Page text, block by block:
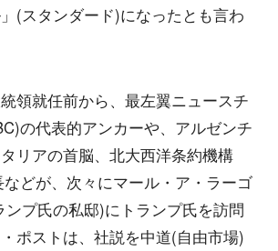
(スタンダード)になったとも言わ
領就任前から、最左翼ニュースチ
の代表的アンカーや、アルゼンチ
リアの首脳、北大西洋条約機構
などが、次々にマール・ア・ラーゴ
ンプ氏の私邸)にトランプ氏を訪問
ポストは、社説を中道(自由市場)